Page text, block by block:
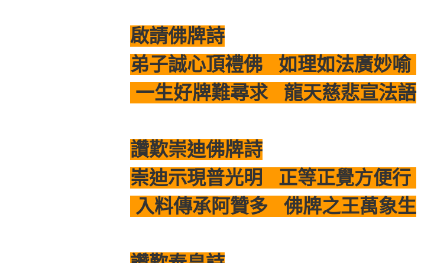
啟請佛牌詩
弟子誠心頂禮佛 如理如法廣妙喻
一生好牌難尋求 龍天慈悲宣法語
讚歎崇迪佛牌詩
崇迪示現普光明 正等正覺方便行
入料傳承阿贊多 佛牌之王萬象生